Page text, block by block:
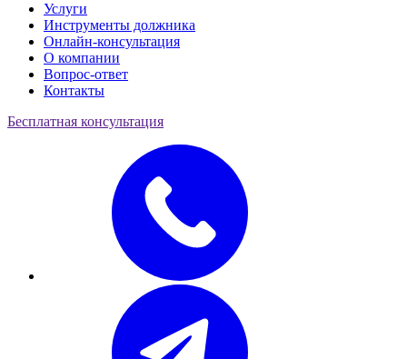
Услуги
Инструменты должника
Онлайн-консультация
О компании
Вопрос-ответ
Контакты
Бесплатная консультация